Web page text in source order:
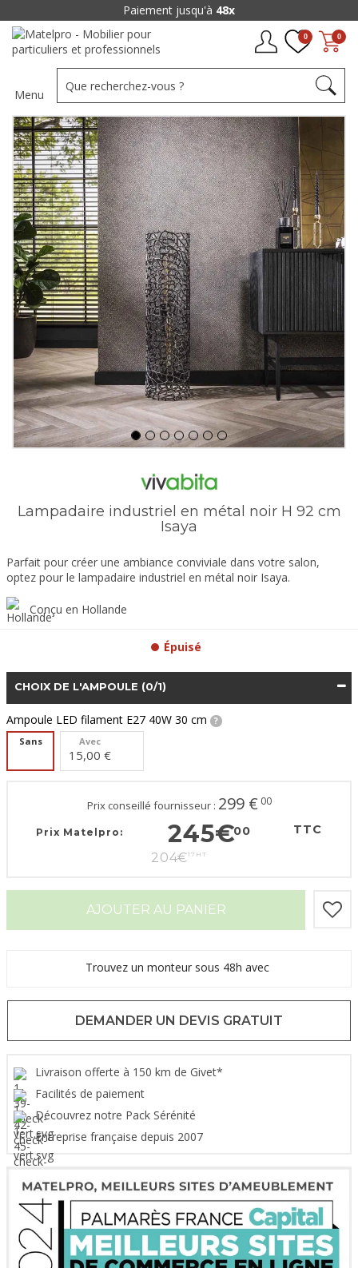
0
0
Menu
Lampadaire industriel en métal noir H 92 cm
Isaya
Parfait pour créer une ambiance conviviale dans votre salon,
optez pour le lampadaire industriel en métal noir Isaya.
Conçu en Hollande
Épuisé
CHOIX DE L'AMPOULE (0/1)
Ampoule LED filament E27 40W 30 cm
Sans Avec
15,00 €
Prix conseillé fournisseur : 299 € 00
Prix Matelpro: 245€00 TTC
204€17 HT
AJOUTER AU PANIER
Trouvez un monteur sous 48h avec
DEMANDER UN DEVIS GRATUIT
Livraison offerte à 150 km de Givet*
Facilités de paiement
Découvrez notre Pack Sérénité
Entreprise française depuis 2007
Paiement jusqu'à 48x